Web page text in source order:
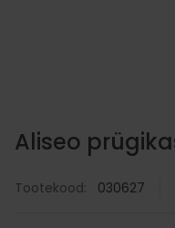
Aliseo
Tootekood: 030627